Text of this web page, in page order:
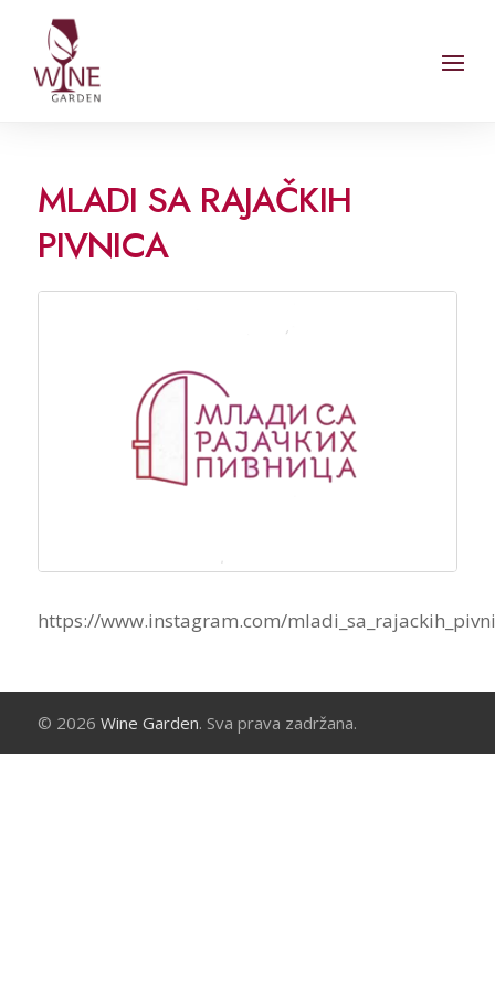
MLADI SA RAJAČKIH
PIVNICA
https://www.instagram.com/
© 2026 Wine Garden. Sva prava zadržana.